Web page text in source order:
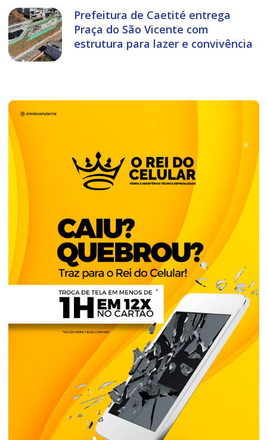
Prefeitura de Caetité entrega
Praça do São Vicente com
estrutura para lazer e convivência